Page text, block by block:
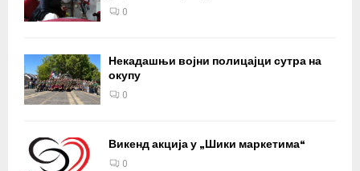
0
Некадашњи војни полицајци сутра на
окупу
0
Викенд акција у „Шики маркетима“
0